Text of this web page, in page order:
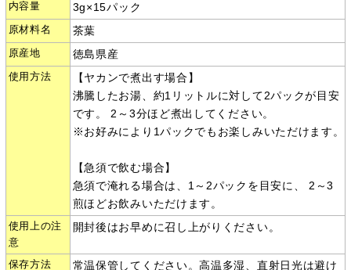
内容量 3g×15パック
原材料名 茶葉
原産地 徳島県産
使用方法
【ヤカンで煮出す場合】
沸騰したお湯、約1リットルに対して2パックが目安
です。 2～3分ほど煮出してください。
※お好みにより1パックでもお楽しみいただけます。
【急須で飲む場合】
急須で淹れる場合は、1～2パックを目安に、 2～3
煎ほどお飲みいただけます。
使用上の注
意
開封後はお早めに召し上がりください。
保存方法
常温保管してください。高温多湿、直射日光は避け